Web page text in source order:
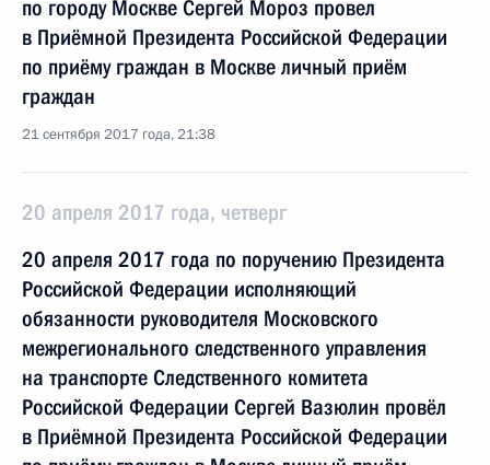
по городу Москве Сергей Мороз провел
в Приёмной Президента Российской Федерации
по приёму граждан в Москве личный приём
граждан
21 сентября 2017 года, 21:38
20 апреля 2017 года, четверг
20 апреля 2017 года по поручению Президента
Российской Федерации исполняющий
обязанности руководителя Московского
межрегионального следственного управления
на транспорте Следственного комитета
Российской Федерации Сергей Вазюлин провёл
в Приёмной Президента Российской Федерации